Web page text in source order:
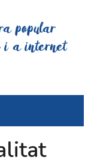
popular
a internet